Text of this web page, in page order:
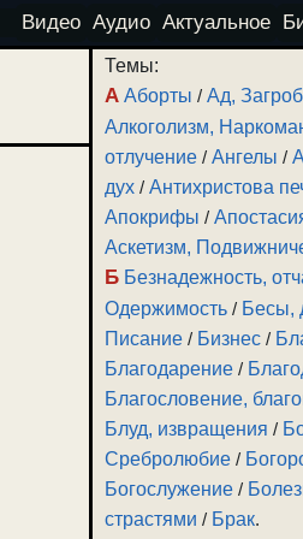
Видео Аудио Актуальное
Темы:
А Аборты /Ад,
Алкоголизм,
отлучение /Ангелы /
дух /Антихристова
Апокрифы /
Аскетизм,
Б Безнадежность,
Одержимость / Бесы,
Писание / Бизнес /
Благодарение /
Благословение,
Блуд, извращения /
Сребролюбие /
Богослужение /
страстями / Брак.